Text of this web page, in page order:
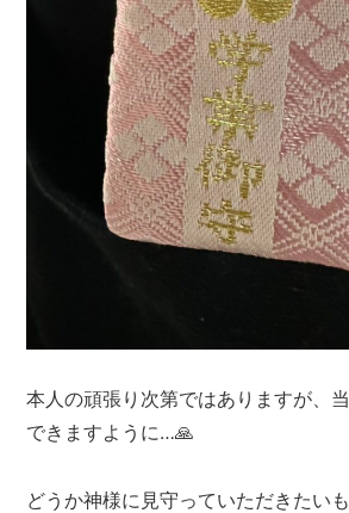
本人の頑張り次第ではありますが、
できますように…🙏
どうか神様に見守っていただきたい